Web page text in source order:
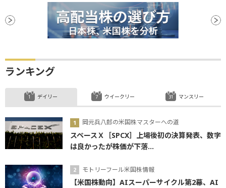
安値
ランキング
デイリー
岡元兵八郎の米国株マスターへの道
スペースＸ［SPCX］上場後初の決算発表、数字
は良かったが株価が下落...
モトリーフール米国株情報
【米国株動向】AIスーパーサイクル第2幕、AI
ウイークリー マンスリー